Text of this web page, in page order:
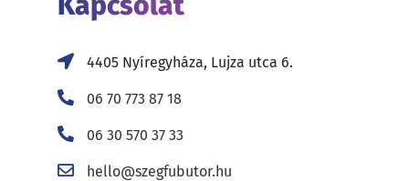
4405 Nyíregyháza, Lujza utca 6.
06 70 773 87 18
06 30 570 37 33
hello@szegfubutor.hu